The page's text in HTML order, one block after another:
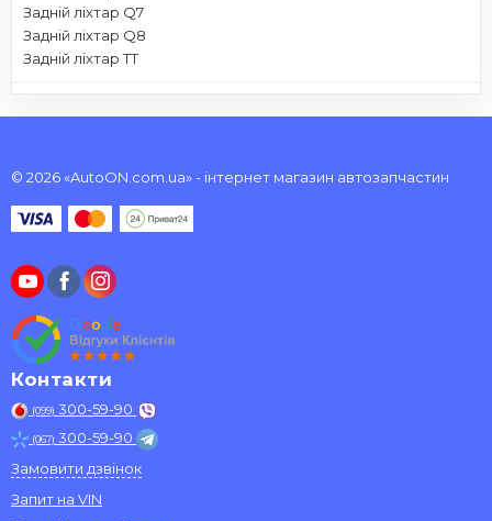
Задній ліхтар Q7
Задній ліхтар Q8
Задній ліхтар TT
© 2026 «AutoON.com.ua» - інтернет магазин автозапчастин
Контакти
(099) 300-59-90
(067) 300-59-90
Замовити дзвінок
Запит на VIN